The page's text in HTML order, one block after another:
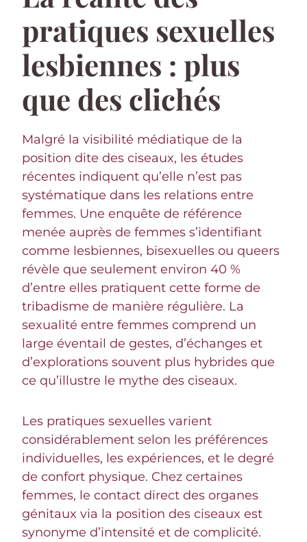
pratiques sexuelles
lesbiennes : plus
que des clichés
Malgré la visibilité médiatique de la
position dite des ciseaux, les études
récentes indiquent qu’elle n’est pas
systématique dans les relations entre
femmes. Une enquête de référence
menée auprès de femmes s’identifiant
comme lesbiennes, bisexuelles ou queers
révèle que seulement environ 40 %
d’entre elles pratiquent cette forme de
tribadisme de manière régulière. La
sexualité entre femmes comprend un
large éventail de gestes, d’échanges et
d’explorations souvent plus hybrides que
ce qu’illustre le mythe des ciseaux.
Les pratiques sexuelles varient
considérablement selon les préférences
individuelles, les expériences, et le degré
de confort physique. Chez certaines
femmes, le contact direct des organes
génitaux via la position des ciseaux est
synonyme d’intensité et de complicité.